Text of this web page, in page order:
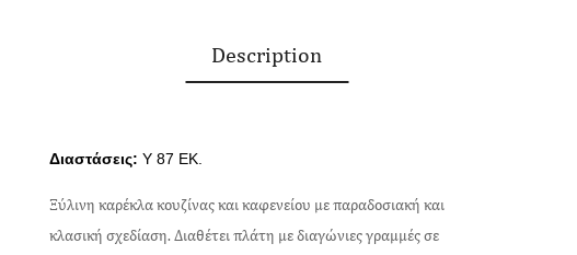
Description
Διαστάσεις:Y 87 EK.
Ξύλινη καρέκλα κουζίνας και καφενείου με παραδοσιακή και
κλασική σχεδίαση. Διαθέτει πλάτη με διαγώνιες γραμμές σε